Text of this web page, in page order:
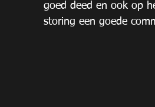
goed deed en ook op
storing een goede